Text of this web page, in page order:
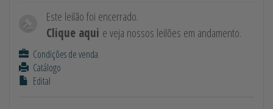
Este leilão foi encerrado.
Clique aqui e veja nossos leilões em andamento.
Condições de venda
Catálogo
Edital